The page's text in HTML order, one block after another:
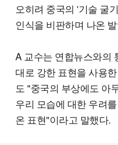
오히려 중국의 '기술 굴
인식을 비판하며 나온
A 교수는 연합뉴스와의
대로 강한 표현을 사용
도 "중국의 부상에도 아
우리 모습에 대한 우려
온 표현"이라고 말했다.